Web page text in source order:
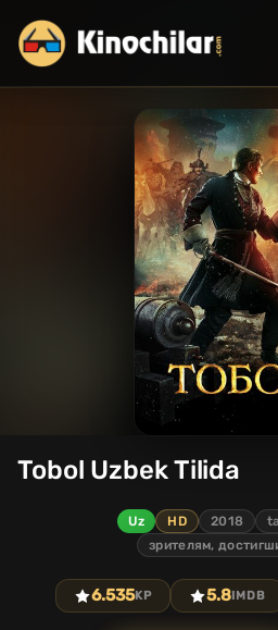
Tobol Uzbek Tilida
Uz HD 2018
зрителям,
6.535KP 5.8IMDB